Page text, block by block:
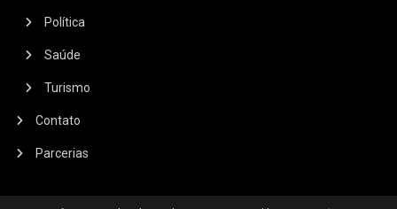
Política
Saúde
Turismo
Contato
Parcerias